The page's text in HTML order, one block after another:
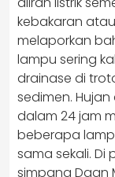
kebakaran
melaporkan
lampu sering
drainase di
sedimen.
dalam 24 jam
beberapa
sama sekali.
simpang Daan